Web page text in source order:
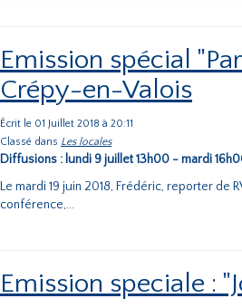
Emission spécial
Crépy-en-Valois
Écrit le 01 Juillet 2018 à 20:11
Classé dans Les locales
Diffusions : lundi 9 juillet 13h00 - mardi
Le mardi 19 juin 2018, Frédéric, reporter
conférence,...
Emission speciale :